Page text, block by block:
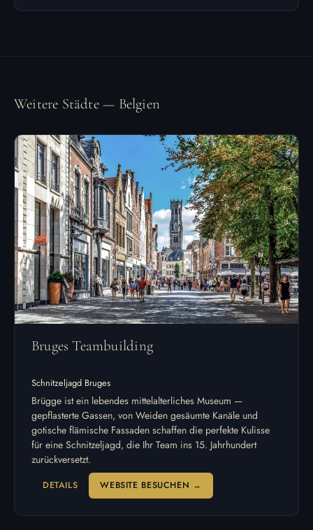
Weitere Städte — Belgien
Bruges Teambuilding
Schnitzeljagd Bruges
Brügge ist ein lebendes mittelalterliches Museum —
gepflasterte Gassen, von Weiden gesäumte Kanäle und
gotische flämische Fassaden schaffen die perfekte Kulisse
für eine Schnitzeljagd, die Ihr Team ins 15. Jahrhundert
zurückversetzt.
DETAILS WEBSITE BESUCHEN →